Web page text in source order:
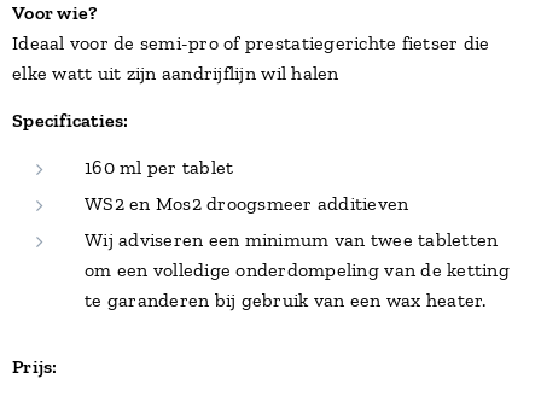
Voor wie?
Ideaal voor de semi-pro of prestatiegerichte fietser die
elke watt uit zijn aandrijflijn wil halen
Specificaties:
160 ml per tablet
WS2 en Mos2 droogsmeer additieven
Wij adviseren een minimum van twee tabletten
om een volledige onderdompeling van de ketting
te garanderen bij gebruik van een wax heater.
Prijs: